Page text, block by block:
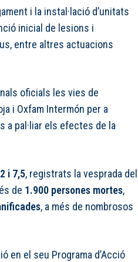
i la instal·lació d’unitats
inicial de lesions i
entre altres actuacions
oficials les vies de
i Oxfam Intermón per a
a pal·liar els efectes de la
i 7,5, registrats la vesprada del
de 1.900 persones mortes,
, a més de nombrosos
en el seu Programa d’Acció